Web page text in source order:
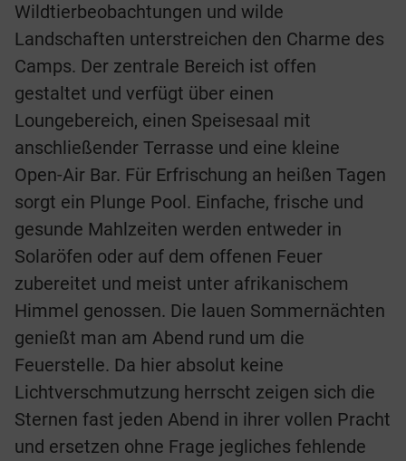
Wildtierbeobachtungen und wilde
Landschaften unterstreichen den Charme des
Camps. Der zentrale Bereich ist offen
gestaltet und verfügt über einen
Loungebereich, einen Speisesaal mit
anschließender Terrasse und eine kleine
Open-Air Bar. Für Erfrischung an heißen Tagen
sorgt ein Plunge Pool. Einfache, frische und
gesunde Mahlzeiten werden entweder in
Solaröfen oder auf dem offenen Feuer
zubereitet und meist unter afrikanischem
Himmel genossen. Die lauen Sommernächten
genießt man am Abend rund um die
Feuerstelle. Da hier absolut keine
Lichtverschmutzung herrscht zeigen sich die
Sternen fast jeden Abend in ihrer vollen Pracht
und ersetzen ohne Frage jegliches fehlende